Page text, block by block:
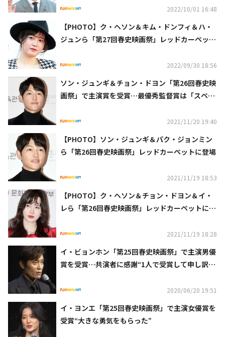
2022/10/01 16:48
【PHOTO】ク・ヘソン＆キム・ドンフィ＆ハ・
ジュンら「第27回春史映画祭」レッドカーペット
2022/09/30 18:56
ソン・ジュンギ＆チョン・ドヨン「第26回春史映
画祭」で主演賞を受賞…最優秀監督賞は「スペー
合）
2021/11/20 19:40
【PHOTO】ソン・ジュンギ＆パク・ジョンミン
ら「第26回春史映画祭」レッドカーペットに登場
2021/11/19 18:53
【PHOTO】ク・ヘソン＆チョン・ドヨン＆イ・
レら「第26回春史映画祭」レッドカーペットに登
2021/11/19 18:28
イ・ビョンホン「第25回春史映画祭」で主演男優
賞を受賞…共演者に感謝“1人で受賞して申し訳な
2020/06/20 19:51
イ・ヨンエ「第25回春史映画祭」で主演女優賞を
受賞“大きな勇気をもらった”